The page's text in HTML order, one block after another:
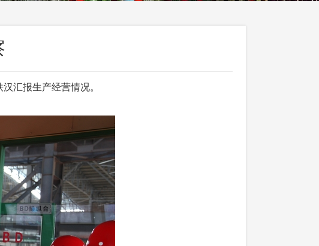
汇报生产经营情况。